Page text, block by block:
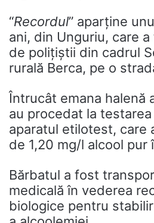
“Recordul” aparţine
ani, din Unguriu, care
de polițiștii din cadrul
rurală Berca, pe o
Întrucât emana halenă
au procedat la
aparatul etilotest, care
de 1,20 mg/l alcool pur
Bărbatul a fost
medicală în vederea
biologice pentru